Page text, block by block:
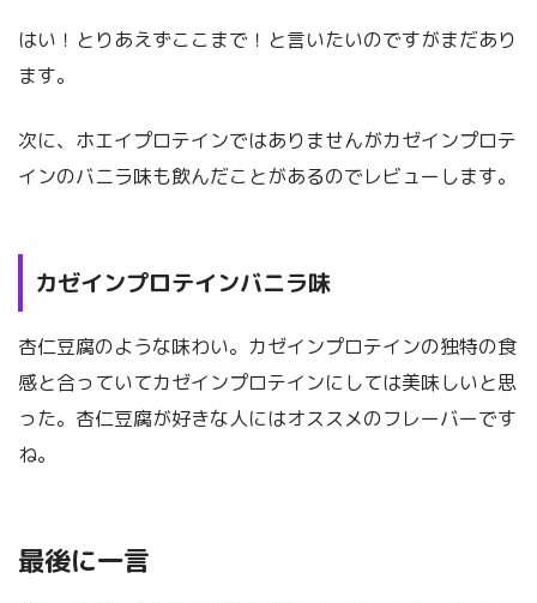
はい！とりあえずここまで！と言いたいのですがまだあり
ます。
次に、ホエイプロテインではありませんがカゼインプロテ
インのバニラ味も飲んだことがあるのでレビューします。
カゼインプロテインバニラ味
杏仁豆腐のような味わい。カゼインプロテインの独特の食
感と合っていてカゼインプロテインにしては美味しいと思
った。杏仁豆腐が好きな人にはオススメのフレーバーです
ね。
最後に一言